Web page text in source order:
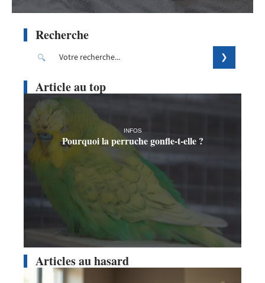
Recherche
Article au top
INFOS
Pourquoi la perruche gonfle-t-elle ?
Articles au hasard